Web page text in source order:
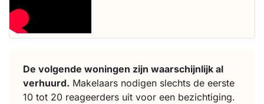
De volgende woningen zijn waarschijnlijk al
verhuurd. Makelaars nodigen slechts de eerste
10 tot 20 reageerders uit voor een bezichtiging.